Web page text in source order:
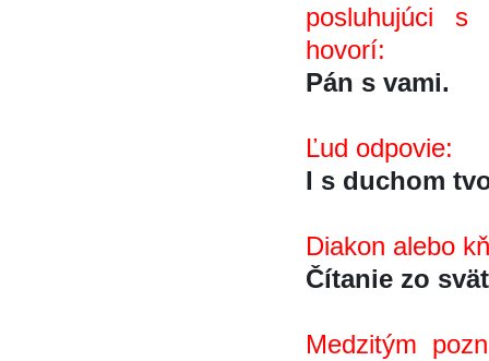
posluhujúci
hovorí:
Pán s vami.
Ľud odpovie:
I s duchom
Diakon alebo
Čítanie zo
Medzitým